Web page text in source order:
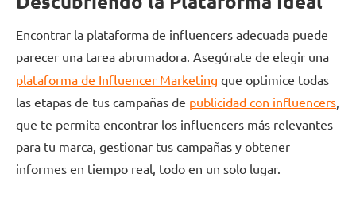
Encontrar la plataforma de influencers adecuada puede
parecer una tarea abrumadora. Asegúrate de elegir una
plataforma de Influencer Marketing que optimice todas
las etapas de tus campañas de publicidad con influencers,
que te permita encontrar los influencers más relevantes
para tu marca, gestionar tus campañas y obtener
informes en tiempo real, todo en un solo lugar.